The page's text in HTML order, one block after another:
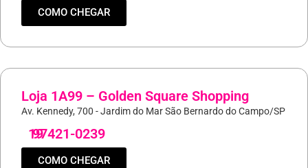
COMO CHEGAR
Loja 1A99 – Golden Square Shopping
Av. Kennedy, 700 - Jardim do Mar São Bernardo do Campo/SP
19
97421-0239
COMO CHEGAR